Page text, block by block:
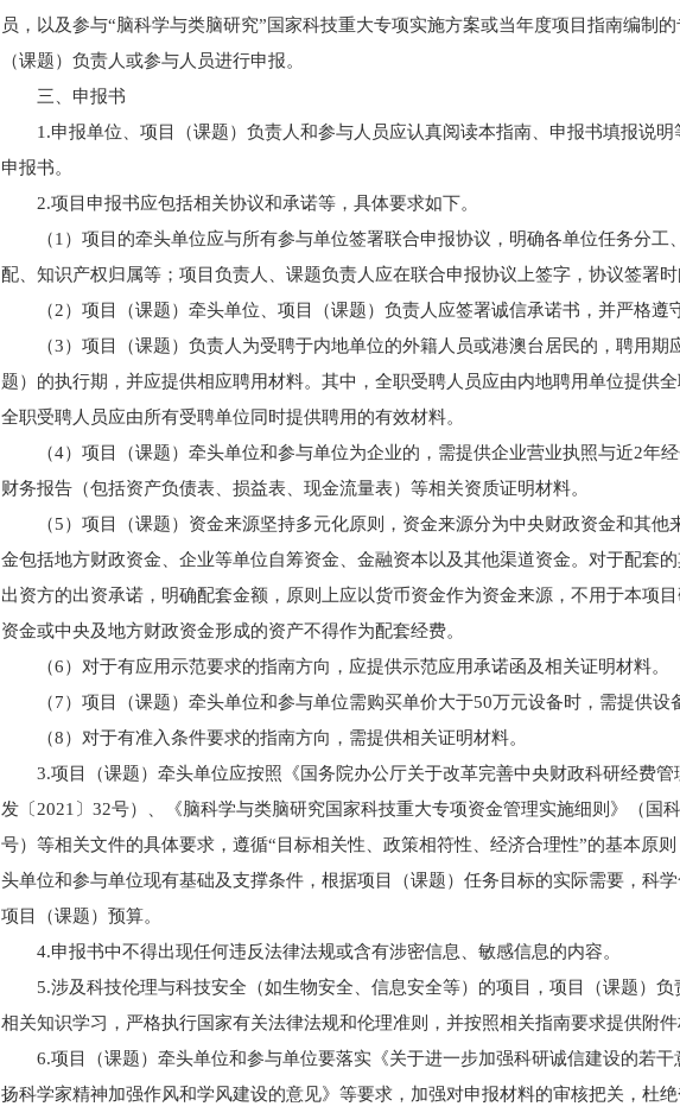
员，以及参与“脑科学与类脑研究”国家科技重大专项实施方案或当年度项目指南编制
（课题）负责人或参与人员进行申报。
三、申报书
1.申报单位、项目（课题）负责人和参与人员应认真阅读本指南、申报书填报说
申报书。
2.项目申报书应包括相关协议和承诺等，具体要求如下。
（1）项目的牵头单位应与所有参与单位签署联合申报协议，明确各单位任务分工
配、知识产权归属等；项目负责人、课题负责人应在联合申报协议上签字，协议签署时
（2）项目（课题）牵头单位、项目（课题）负责人应签署诚信承诺书，并严格遵
（3）项目（课题）负责人为受聘于内地单位的外籍人员或港澳台居民的，聘用期
题）的执行期，并应提供相应聘用材料。其中，全职受聘人员应由内地聘用单位提供
全职受聘人员应由所有受聘单位同时提供聘用的有效材料。
（4）项目（课题）牵头单位和参与单位为企业的，需提供企业营业执照与近2年
财务报告（包括资产负债表、损益表、现金流量表）等相关资质证明材料。
（5）项目（课题）资金来源坚持多元化原则，资金来源分为中央财政资金和其他
金包括地方财政资金、企业等单位自筹资金、金融资本以及其他渠道资金。对于配套
出资方的出资承诺，明确配套金额，原则上应以货币资金作为资金来源，不用于本项
资金或中央及地方财政资金形成的资产不得作为配套经费。
（6）对于有应用示范要求的指南方向，应提供示范应用承诺函及相关证明材料。
（7）项目（课题）牵头单位和参与单位需购买单价大于50万元设备时，需提供设
（8）对于有准入条件要求的指南方向，需提供相关证明材料。
3.项目（课题）牵头单位应按照《国务院办公厅关于改革完善中央财政科研经费
发〔2021〕32号）、《脑科学与类脑研究国家科技重大专项资金管理实施细则》（国
号）等相关文件的具体要求，遵循“目标相关性、政策相符性、经济合理性”的基本原
头单位和参与单位现有基础及支撑条件，根据项目（课题）任务目标的实际需要，科
项目（课题）预算。
4.申报书中不得出现任何违反法律法规或含有涉密信息、敏感信息的内容。
5.涉及科技伦理与科技安全（如生物安全、信息安全等）的项目，项目（课题）
相关知识学习，严格执行国家有关法律法规和伦理准则，并按照相关指南要求提供附件
6.项目（课题）牵头单位和参与单位要落实《关于进一步加强科研诚信建设的若
扬科学家精神加强作风和学风建设的意见》等要求，加强对申报材料的审核把关，杜